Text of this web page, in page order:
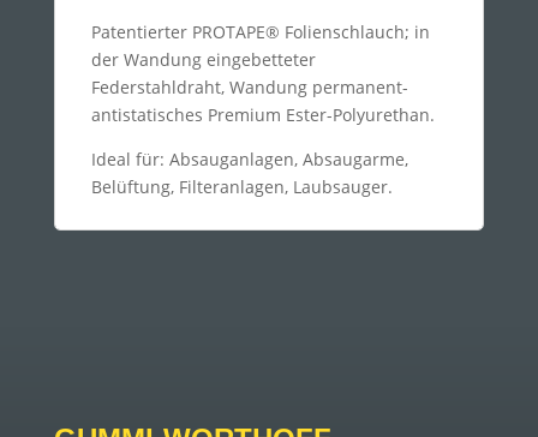
Patentierter PROTAPE® Folienschlauch; in
der Wandung eingebetteter
Federstahldraht, Wandung permanent-
antistatisches Premium Ester-Polyurethan.
Ideal für: Absauganlagen, Absaugarme,
Belüftung, Filteranlagen, Laubsauger.